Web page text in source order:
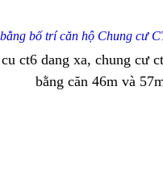
bố trí căn hộ Chung cư